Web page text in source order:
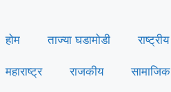
होम ताज्या घडामोडी राष्ट्रीय
महाराष्ट्र राजकीय सामाजिक